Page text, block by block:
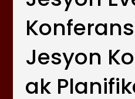
Jesyon
ak